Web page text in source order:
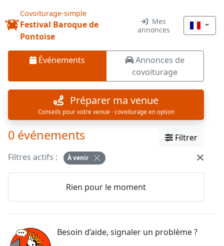
Covoiturage-simple
Festival Baroque de
Pontoise
Mes
annonces
Événements
Annonces de
covoiturage
Préparer ma venue
Conseils pour votre venue · covoiturage en option
0 événements
Filtrer
Filtres actifs :
À venir
Rien pour le moment
Besoin d’aide, signaler un problème ?